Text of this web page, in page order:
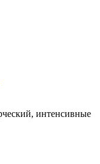
интенсивные